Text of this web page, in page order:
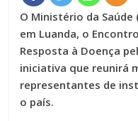
O Ministério da Saúde
em Luanda, o
Resposta à Doença
iniciativa que reunirá
representantes de
o país.